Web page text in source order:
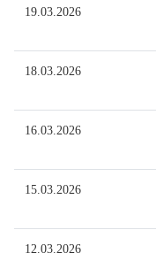
19.03.2026
18.03.2026
16.03.2026
15.03.2026
12.03.2026